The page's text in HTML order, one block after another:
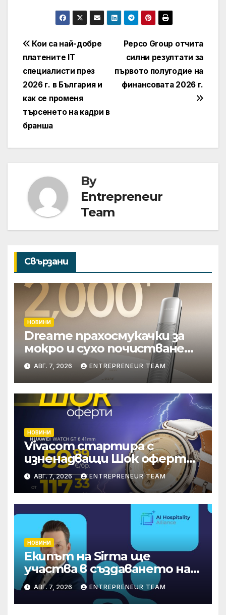
Навигация
Pepco Group отчита
силни резултати за
първото полугодие на
финансовата 2026 г.
Кои са най-добре
платените IT
специалисти през
2026 г. в България и
как се променя
търсенето на кадри в
бранша
By
Entrepreneur
Team
Свързани
НОВИНИ
Dreame прахосмукачки за
мокро и сухо почистване
надхвърлиха 2 000
патентни заявки в
световен мащаб
АВГ. 7, 2026 ENTREPRENEUR TEAM
НОВИНИ
Vivacom стартира с
изненадващи Шок оферти
през август онлайн
АВГ. 7, 2026 ENTREPRENEUR TEAM
НОВИНИ
Екипът на Sirma ще
участва в създаването на
международните
стандарти за навлизане на
изкуствен интелект в
АВГ. 7, 2026 ENTREPRENEUR TEAM